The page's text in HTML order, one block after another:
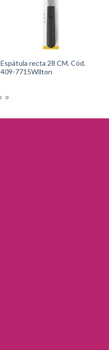
Espátula recta 28 CM. Cód.
409-7715Wilton